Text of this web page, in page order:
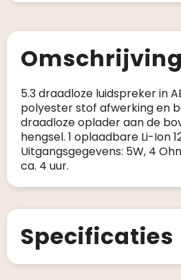
Omschrijving
5.3 draadloze luidspreker in
polyester stof afwerking en
draadloze oplader aan de
hengsel. 1 oplaadbare Li-Ion
Uitgangsgegevens: 5W, 4
ca. 4 uur.
Specificaties